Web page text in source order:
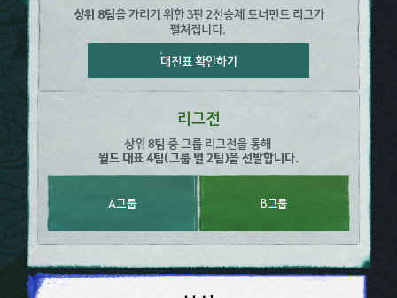
상위 8팀을 가리기 위한 3판 2선승제 ​토너먼트 리그가
펼쳐집니다. ​
대진표 확인하기
리그전​
상위 8팀 중 그룹 리그전을 통해 ​
월드 대표 4팀(그룹 별 2팀)을 선발합니다.​
A그룹​ B그룹​